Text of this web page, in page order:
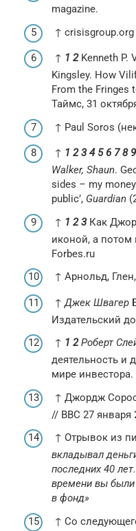
magazine.
↑ crisisgroup.org
↑ 1 2Kenneth P.
Kingsley. How
From the
Таймс, 31
↑ Paul Soros
↑ 1 2 3 4 5 6 7 8 9
Walker, Shaun.
sides – my
public’, Guardian
↑ 1 2 3Как
иконой, а
Forbes.ru
↑ Арнольд,
↑ Джек Швагер
Издательский
↑ 1 2 Роберт
деятельность и
мире
↑ Джордж Сорос
// BBC 27 января
↑ Отрывок из
вкладывал
последних 40
времени вы
в фонд»
↑ Со